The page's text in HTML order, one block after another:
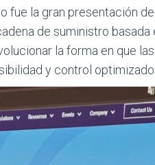
fue la gran presentación
de suministro basada
la forma en que
y control